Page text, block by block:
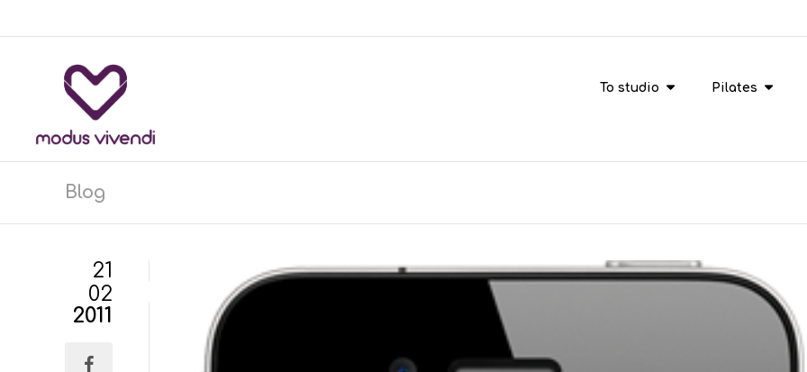
To studio Pilates
Blog
21
02
2011